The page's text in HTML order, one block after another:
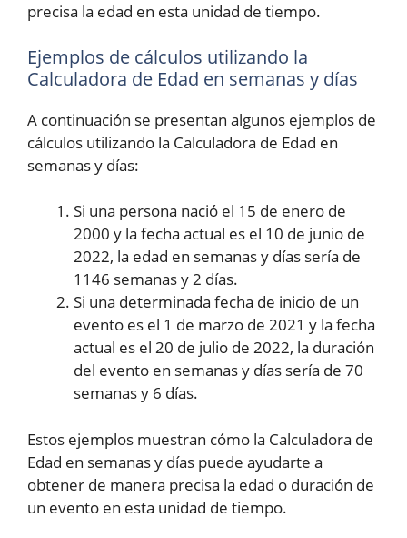
precisa la edad en esta unidad de tiempo.
Ejemplos de cálculos utilizando la
Calculadora de Edad en semanas y días
A continuación se presentan algunos ejemplos de
cálculos utilizando la Calculadora de Edad en
semanas y días:
Si una persona nació el 15 de enero de
2000 y la fecha actual es el 10 de junio de
2022, la edad en semanas y días sería de
1146 semanas y 2 días.
Si una determinada fecha de inicio de un
evento es el 1 de marzo de 2021 y la fecha
actual es el 20 de julio de 2022, la duración
del evento en semanas y días sería de 70
semanas y 6 días.
Estos ejemplos muestran cómo la Calculadora de
Edad en semanas y días puede ayudarte a
obtener de manera precisa la edad o duración de
un evento en esta unidad de tiempo.